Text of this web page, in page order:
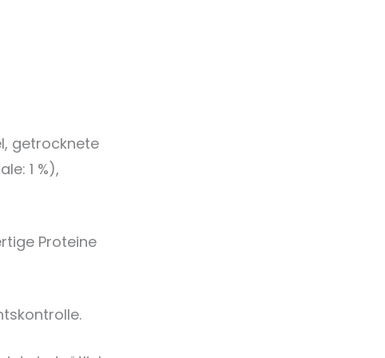
getrocknete
1 %),
Proteine